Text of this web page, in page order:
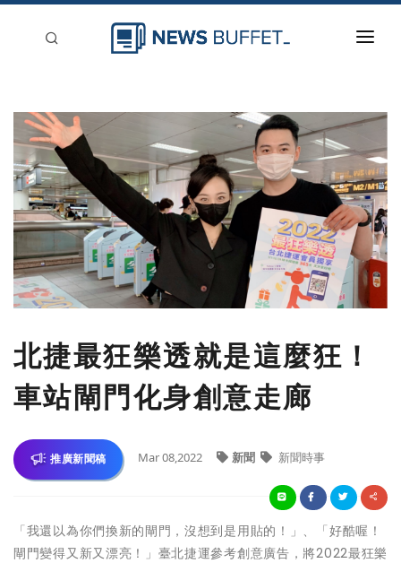
新聞稿分類
登入
刊登
北捷最狂樂透就是這麼狂！
車站閘門化身創意走廊
推廣新聞稿 Mar 08,2022 新聞 新聞時事
「我還以為你們換新的閘門，沒想到是用貼的！」、「好酷喔！
閘門變得又新又漂亮！」臺北捷運參考創意廣告，將2022最狂樂